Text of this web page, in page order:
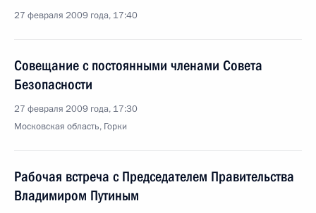
27 февраля 2009 года, 17:40
Совещание с постоянными членами Совета
Безопасности
27 февраля 2009 года, 17:30
Московская область, Горки
Рабочая встреча с Председателем Правительства
Владимиром Путиным